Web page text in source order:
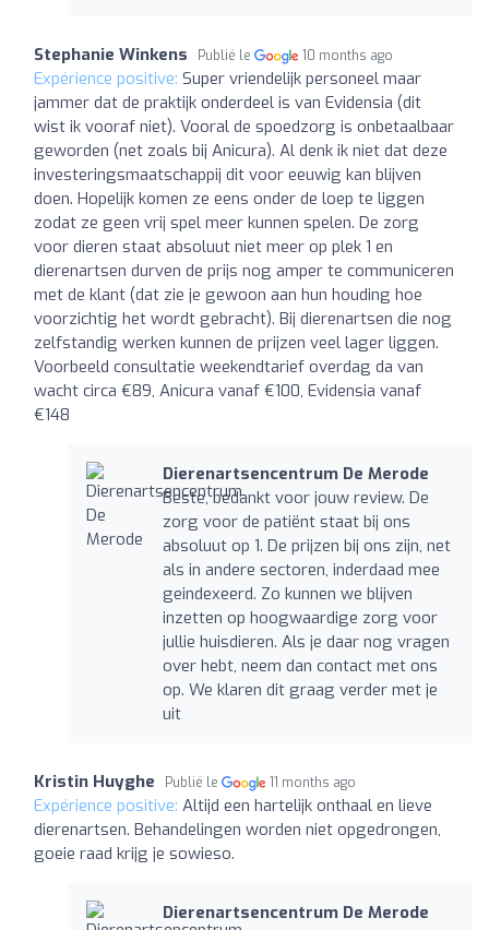
Stephanie Winkens Publié le 10 months ago
Expérience positive: Super vriendelijk personeel maar
jammer dat de praktijk onderdeel is van Evidensia (dit
wist ik vooraf niet). Vooral de spoedzorg is onbetaalbaar
geworden (net zoals bij Anicura). Al denk ik niet dat deze
investeringsmaatschappij dit voor eeuwig kan blijven
doen. Hopelijk komen ze eens onder de loep te liggen
zodat ze geen vrij spel meer kunnen spelen. De zorg
voor dieren staat absoluut niet meer op plek 1 en
dierenartsen durven de prijs nog amper te communiceren
met de klant (dat zie je gewoon aan hun houding hoe
voorzichtig het wordt gebracht). Bij dierenartsen die nog
zelfstandig werken kunnen de prijzen veel lager liggen.
Voorbeeld consultatie weekendtarief overdag da van
wacht circa €89, Anicura vanaf €100, Evidensia vanaf
€148
Dierenartsencentrum De Merode
Beste, bedankt voor jouw review. De
zorg voor de patiënt staat bij ons
absoluut op 1. De prijzen bij ons zijn, net
als in andere sectoren, inderdaad mee
geindexeerd. Zo kunnen we blijven
inzetten op hoogwaardige zorg voor
jullie huisdieren. Als je daar nog vragen
over hebt, neem dan contact met ons
op. We klaren dit graag verder met je
uit
Kristin Huyghe Publié le 11 months ago
Expérience positive: Altijd een hartelijk onthaal en lieve
dierenartsen. Behandelingen worden niet opgedrongen,
goeie raad krijg je sowieso.
Dierenartsencentrum De Merode